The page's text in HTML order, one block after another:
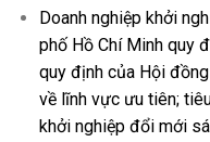
Doanh nghiệp khởi
phố Hồ Chí Minh quy
quy định của Hội
về lĩnh vực ưu tiên;
khởi nghiệp đổi mới